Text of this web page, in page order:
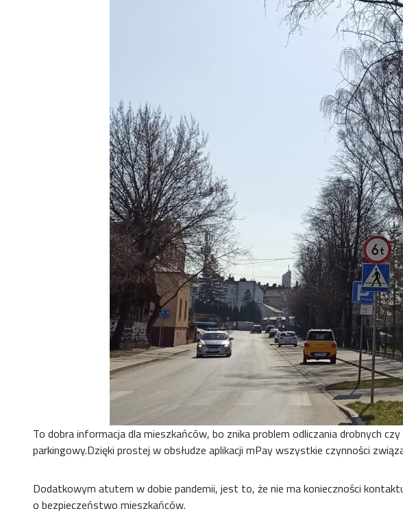
To dobra informacja dla mieszkańców, bo znika problem odliczania drobnych
parkingowy.Dzięki prostej w obsłudze aplikacji mPay wszystkie czynności
Dodatkowym atutem w dobie pandemii, jest to, że nie ma konieczności
o bezpieczeństwo mieszkańców.